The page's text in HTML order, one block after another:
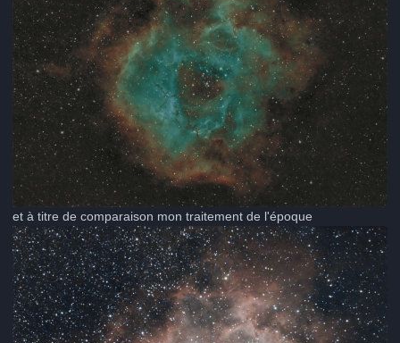
et à titre de comparaison mon traitement de l'époque